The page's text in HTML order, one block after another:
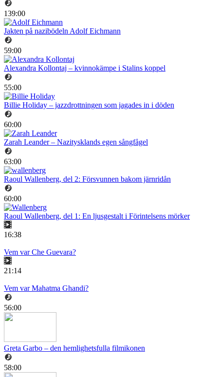
139:00
Jakten på nazibödeln Adolf Eichmann
59:00
Alexandra Kollontaj – kvinnokämpe i Stalins koppel
55:00
Billie Holiday – jazzdrottningen som jagades in i döden
60:00
Zarah Leander – Nazitysklands egen sångfågel
63:00
Raoul Wallenberg, del 2: Försvunnen bakom järnridån
60:00
Raoul Wallenberg, del 1: En ljusgestalt i Förintelsens mörker
16:38
Vem var Che Guevara?
21:14
Vem var Mahatma Ghandi?
56:00
Greta Garbo – den hemlighetsfulla filmikonen
58:00